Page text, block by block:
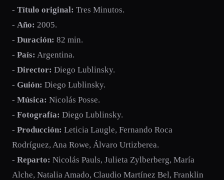
- Título original: Tres Minutos.
- Año: 2005.
- Duración: 82 min.
- País: Argentina.
- Director: Diego Lublinsky.
- Guión: Diego Lublinsky.
- Música: Nicolás Posse.
- Fotografía: Diego Lublinsky.
- Producción: Leticia Laugle, Fernando Roca
Rodríguez, Ana Rowe, Álvaro Urtizberea.
- Reparto: Nicolás Pauls, Julieta Zylberberg, María
Alche, Natalia Amado, Claudio Martínez Bel, Franklin